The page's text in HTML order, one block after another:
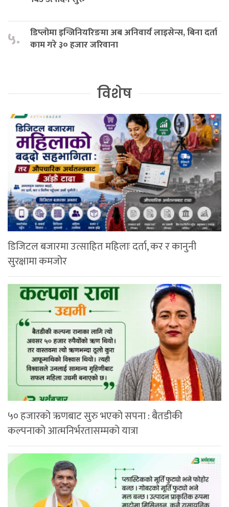
५.
डिप्लोमा इन्जिनियरिङमा अब अनिवार्य लाइसेन्स, बिना दर्ता
काम गरे ३० हजार जरिवाना
विशेष
डिजिटल बजारमा उत्साहित महिलाः दर्ता, कर र कानुनी
सुरक्षामा कमजोर
५० हजारको ऋणबाट सुरु भएको सपना : बैतडीकी
कल्पनाको आत्मनिर्भरतासम्मको यात्रा